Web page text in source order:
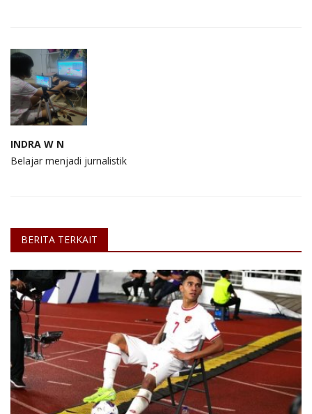
INDRA W N
Belajar menjadi jurnalistik
BERITA TERKAIT